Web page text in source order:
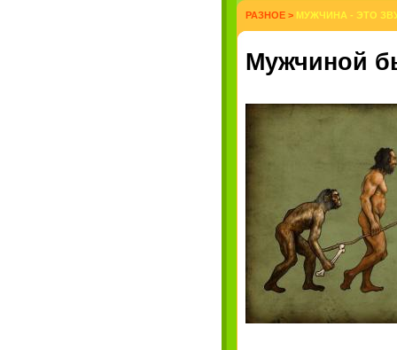
РАЗНОЕ > МУЖЧИНА - ЭТО
Мужчиной